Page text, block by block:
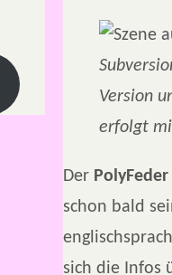
Version
erfolgt
Der
schon bald
sich die Infos